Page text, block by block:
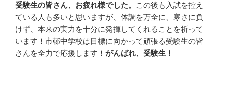
受験生の皆さん、お疲れ様でした。
この後も入試を控え
ている人も多いと思いますが、体調を万全に、寒さに負
けず、本来の実力を十分に発揮してくれることを祈って
います！市邨中学校は目標に向かって頑張る受験生の皆
さんを全力で応援します！ がんばれ、受験生！